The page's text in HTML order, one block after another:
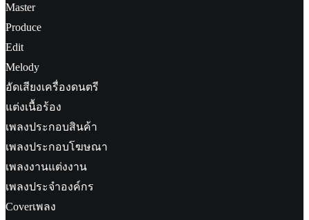
Master
Produce
Edit
Melody
อัดเสียงเครื่องดนตรี
แต่งเนื้อร้อง
เพลงประกอบสินค้า
เพลงประกอบโฆษณา
เพลงงานแต่งงาน
เพลงประจำองค์กร
Coverเพลง